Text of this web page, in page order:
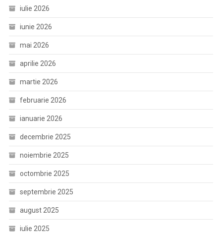
iulie 2026
iunie 2026
mai 2026
aprilie 2026
martie 2026
februarie 2026
ianuarie 2026
decembrie 2025
noiembrie 2025
octombrie 2025
septembrie 2025
august 2025
iulie 2025